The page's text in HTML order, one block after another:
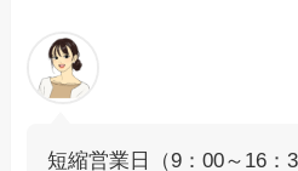
短縮営業日（9：00～16：